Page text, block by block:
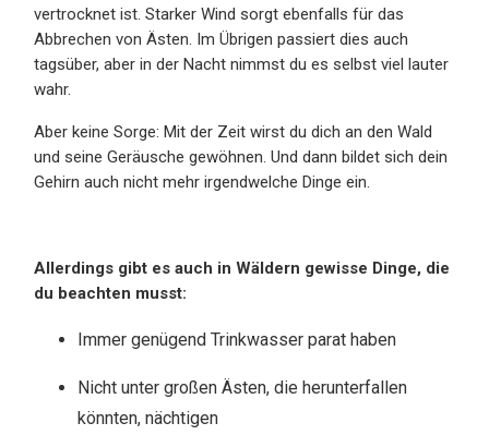
vertrocknet ist. Starker Wind sorgt ebenfalls für das
Abbrechen von Ästen. Im Übrigen passiert dies auch
tagsüber, aber in der Nacht nimmst du es selbst viel lauter
wahr.
Aber keine Sorge: Mit der Zeit wirst du dich an den Wald
und seine Geräusche gewöhnen. Und dann bildet sich dein
Gehirn auch nicht mehr irgendwelche Dinge ein.
Allerdings gibt es auch in Wäldern gewisse Dinge, die
du beachten musst:
Immer genügend Trinkwasser parat haben
Nicht unter großen Ästen, die herunterfallen
könnten, nächtigen